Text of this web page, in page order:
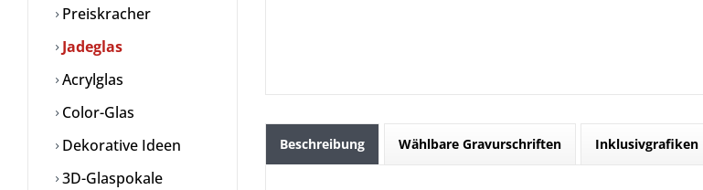
Preiskracher
Jadeglas
Acrylglas
Color-Glas
Dekorative Ideen
3D-Glaspokale
Beschreibung Wählbare Gravurschriften Inklusivgrafiken